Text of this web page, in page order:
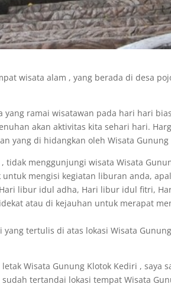
wisata alam , yang berada di desa
yang ramai wisatawan pada hari hari
akan aktivitas kita sehari hari.
yang di hidangkan oleh Wisata
tidak menggunjungi wisata Wisata
untuk mengisi kegiatan liburan anda,
libur idul adha, Hari libur idul fitri,
atau di kejauhan untuk merapat
tertulis di atas lokasi Wisata
Wisata Gunung Klotok Kediri , saya
tertandai lokasi tempat Wisata